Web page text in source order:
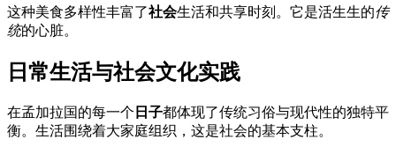
这种美食多样性丰富了社会生活和共享时刻。它是活生生的传
统的心脏。
日常生活与社会文化实践
在孟加拉国的每一个 日子都体现了传统习俗与现代性的独特平
衡。生活围绕着大家庭组织，这是社会的基本支柱。